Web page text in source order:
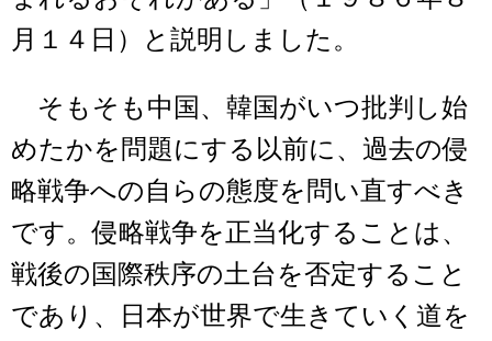
月１４日）と説明しました。
そもそも中国、韓国がいつ批判し始
めたかを問題にする以前に、過去の侵
略戦争への自らの態度を問い直すべき
です。侵略戦争を正当化することは、
戦後の国際秩序の土台を否定すること
であり、日本が世界で生きていく道を